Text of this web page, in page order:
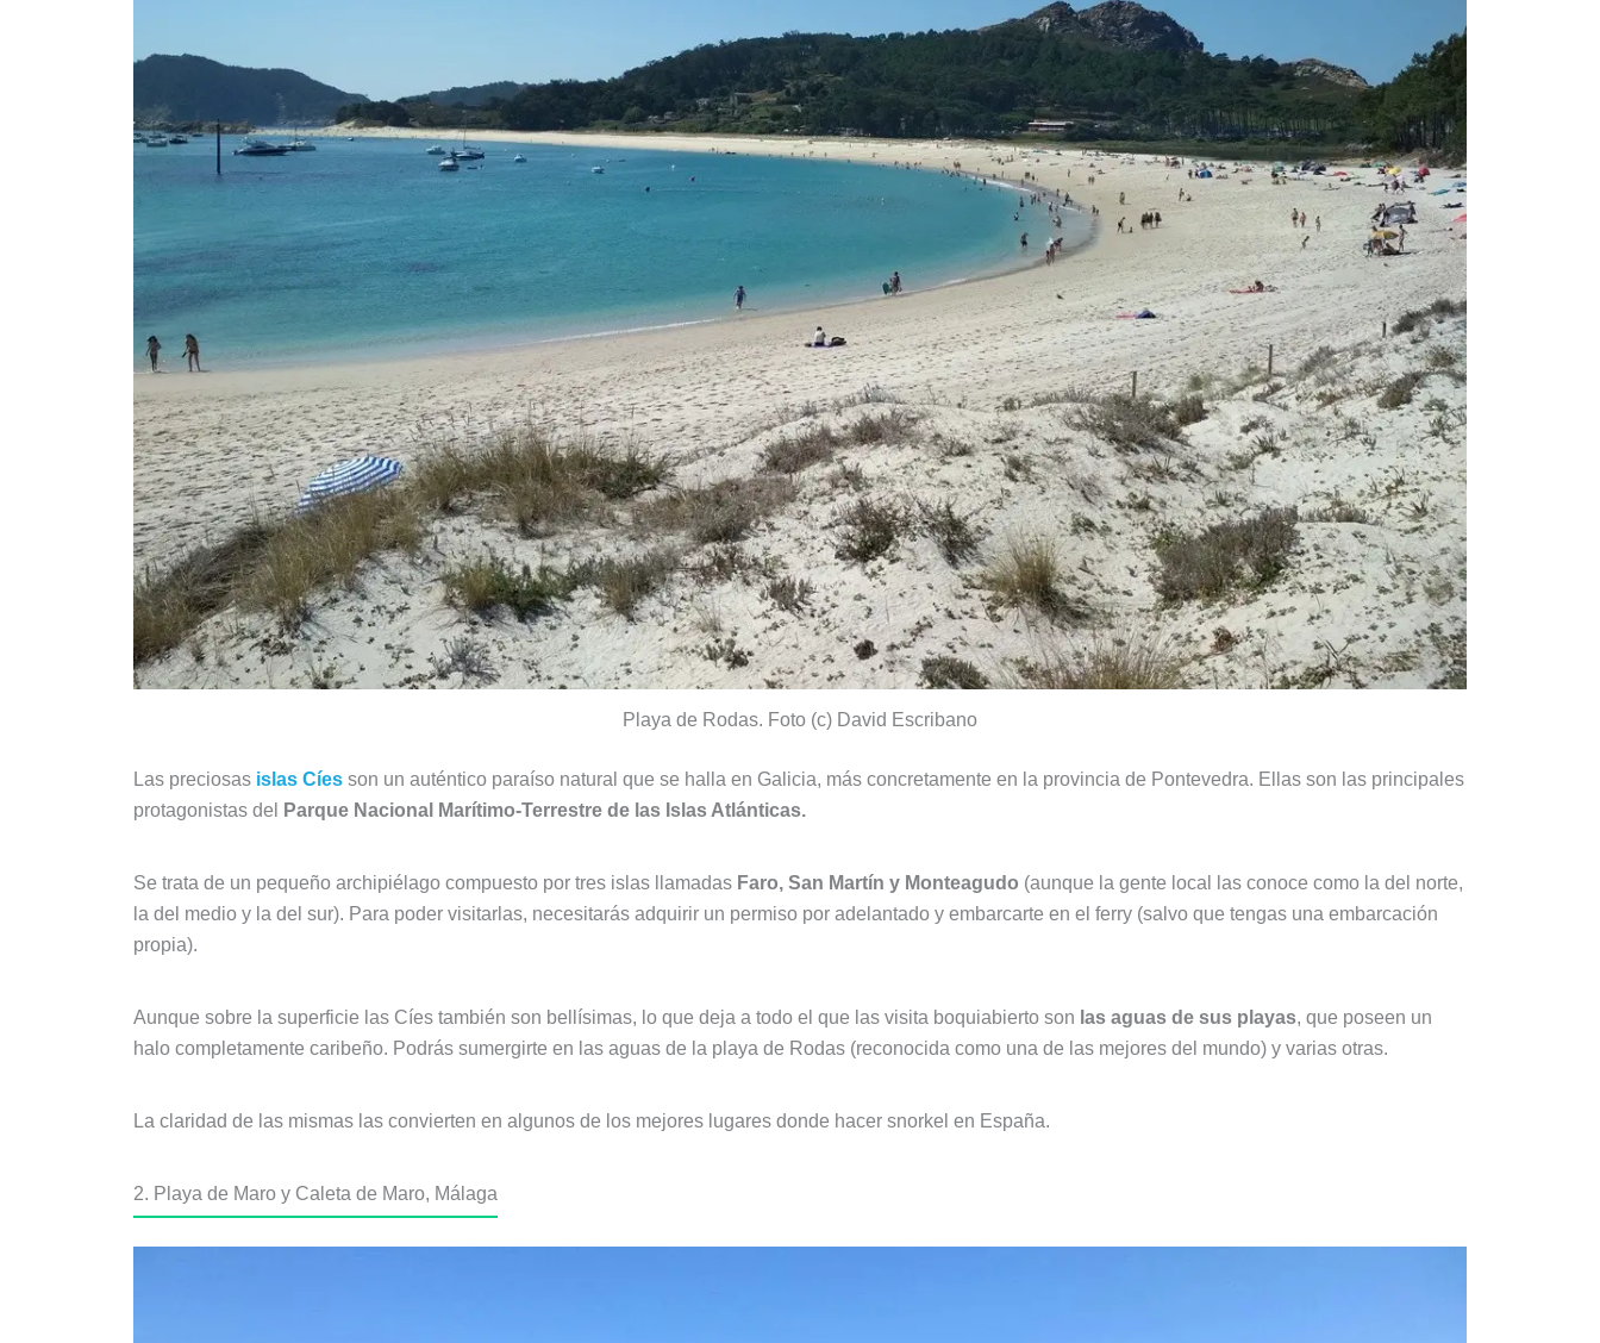
Playa de Rodas. Foto (c) David Escribano
Las preciosas islas Cíes son un auténtico paraíso natural que se halla en Galicia, más concretamente en la provincia de Pontevedra. Ellas son las principales
protagonistas del
Parque Nacional Marítimo-Terrestre de las Islas Atlánticas.
Se trata de un pequeño archipiélago compuesto por tres islas llamadas Faro, San Martín y Monteagudo (aunque la gente local las conoce como la del norte,
la del medio y la del sur). Para poder visitarlas, necesitarás adquirir un permiso por adelantado y embarcarte en el ferry (salvo que tengas una embarcación
propia).
Aunque sobre la superficie las Cíes también son bellísimas, lo que deja a todo el que las visita boquiabierto son las aguas de sus playas, que poseen un
halo completamente caribeño. Podrás sumergirte en las aguas de la playa de Rodas (reconocida como una de las mejores del mundo) y varias otras.
La claridad de las mismas las convierten en algunos de los mejores lugares donde hacer snorkel en España.
2. Playa de Maro y Caleta de Maro, Málaga